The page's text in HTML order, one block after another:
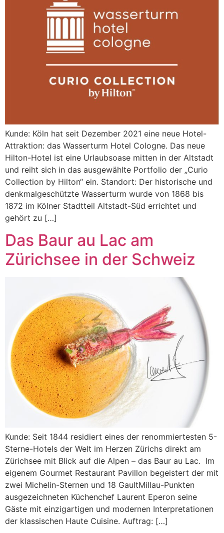
Kunde: Köln hat seit Dezember 2021 eine neue Hotel-
Attraktion: das Wasserturm Hotel Cologne. Das neue
Hilton-Hotel ist eine Urlaubsoase mitten in der Altstadt
und reiht sich in das ausgewählte Portfolio der „Curio
Collection by Hilton“ ein. Standort: Der historische und
denkmalgeschützte Wasserturm wurde von 1868 bis
1872 im Kölner Stadtteil Altstadt-Süd errichtet und
gehört zu […]
Das Baur au Lac am
Zürichsee in der Schweiz
Kunde: Seit 1844 residiert eines der renommiertesten 5-
Sterne-Hotels der Welt im Herzen Zürichs direkt am
Zürichsee mit Blick auf die Alpen – das Baur au Lac. Im
eigenem Gourmet Restaurant Pavillon begeistert der mit
zwei Michelin-Sternen und 18 GaultMillau-Punkten
ausgezeichneten Küchenchef Laurent Eperon seine
Gäste mit einzigartigen und modernen Interpretationen
der klassischen Haute Cuisine. Auftrag: […]